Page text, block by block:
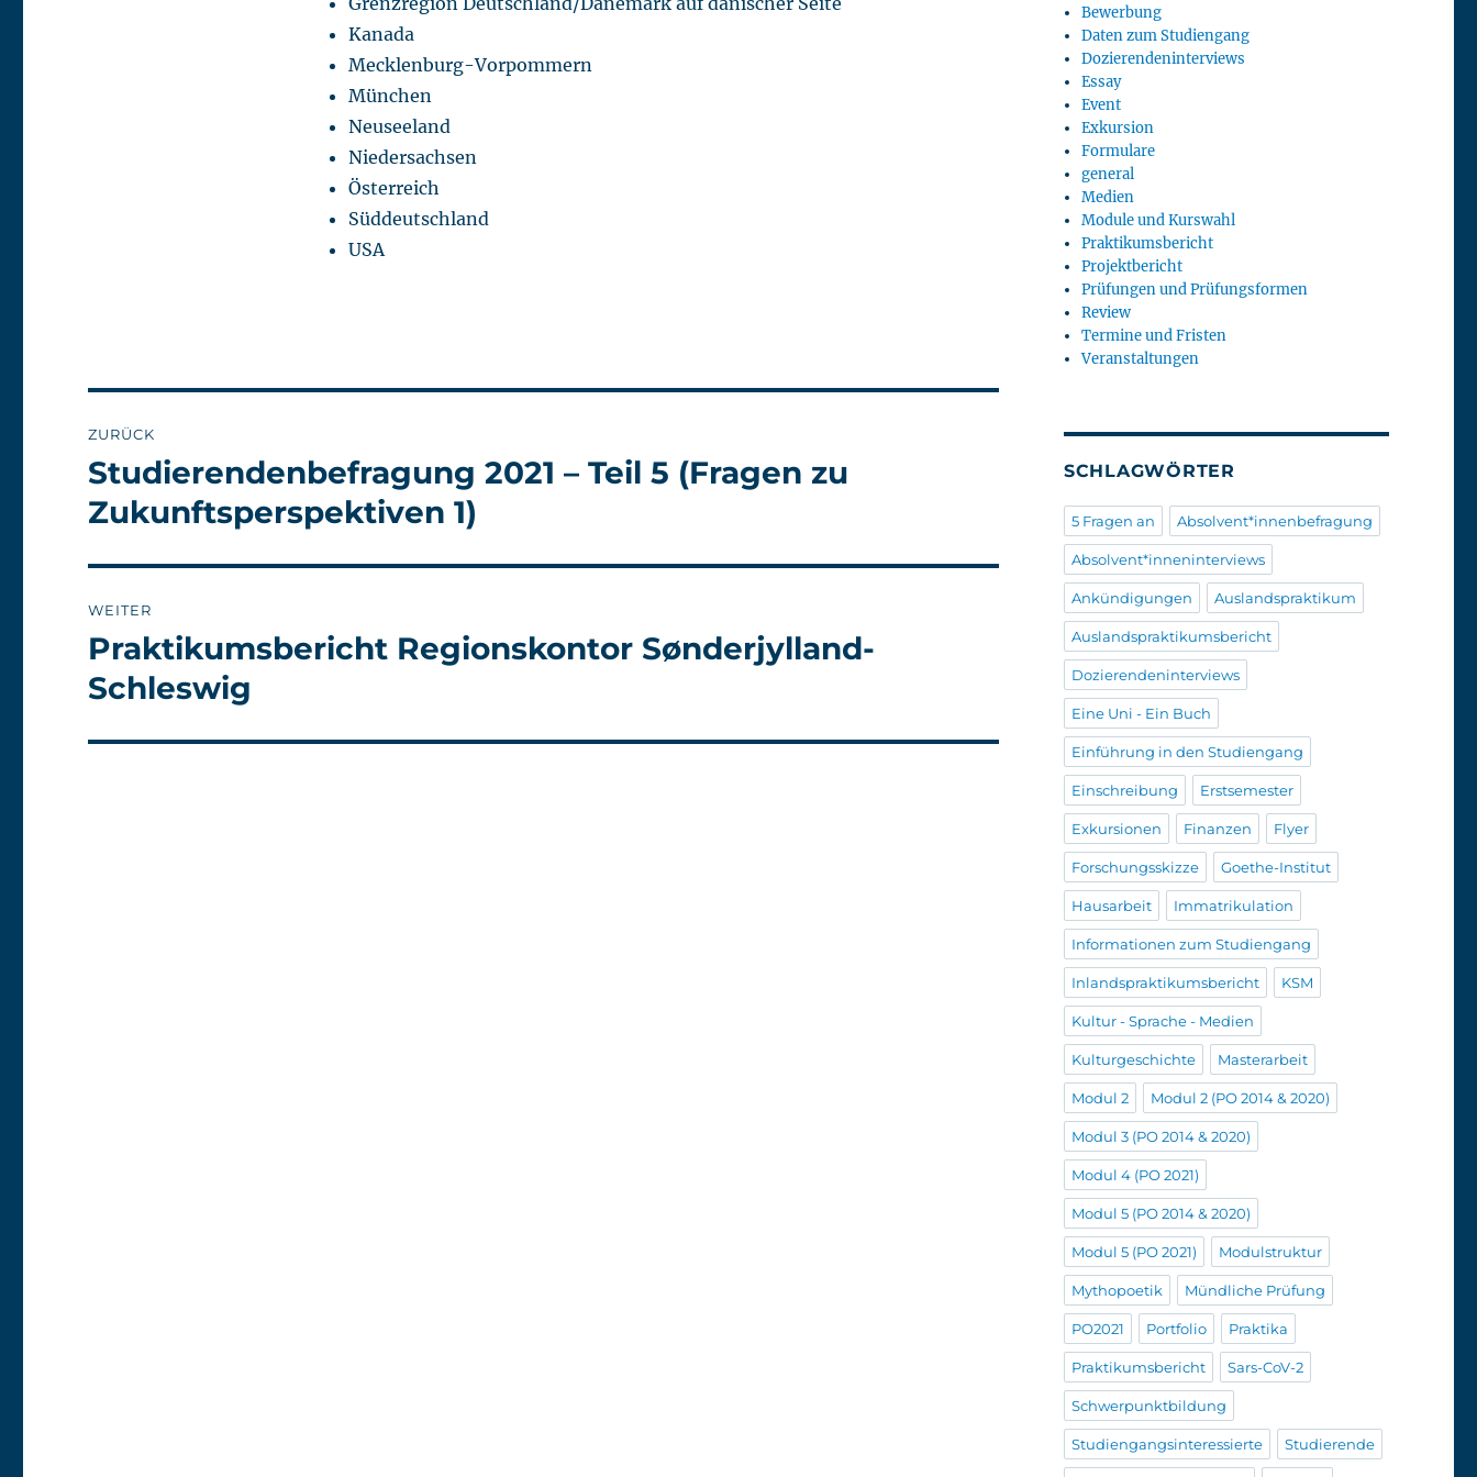
Kanada
Mecklenburg-Vorpommern
München
Neuseeland
Niedersachsen
Österreich
Süddeutschland
USA
ZURÜCK
Vorheriger
Beitrag:
Studierendenbefragung 2021 – Teil 5 (Fragen zu
Zukunftsperspektiven 1)
WEITER
Nächster
Beitrag:
Praktikumsbericht Regionskontor Sønderjylland-
Schleswig
Bewerbung
Daten zum Studiengang
Dozierendeninterviews
Essay
Event
Exkursion
Formulare
general
Medien
Module und Kurswahl
Praktikumsbericht
Projektbericht
Prüfungen und Prüfungsformen
Review
Termine und Fristen
Veranstaltungen
SCHLAGWÖRTER
5 Fragen an Absolvent*innenbefragung
Absolvent*inneninterviews
Ankündigungen Auslandspraktikum
Auslandspraktikumsbericht
Dozierendeninterviews
Eine Uni - Ein Buch
Einführung in den Studiengang
Einschreibung Erstsemester
Exkursionen Finanzen Flyer
Forschungsskizze Goethe-Institut
Hausarbeit Immatrikulation
Informationen zum Studiengang
Inlandspraktikumsbericht KSM
Kultur - Sprache - Medien
Kulturgeschichte Masterarbeit
Modul 2 Modul 2 (PO 2014 & 2020)
Modul 3 (PO 2014 & 2020)
Modul 4 (PO 2021)
Modul 5 (PO 2014 & 2020)
Modul 5 (PO 2021) Modulstruktur
Mythopoetik Mündliche Prüfung
PO2021 Portfolio Praktika
Praktikumsbericht Sars-CoV-2
Schwerpunktbildung
Studiengangsinteressierte Studierende